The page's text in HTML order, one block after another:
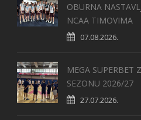
OBURNA
NCAA TIMOVIMA
07.08.2026.
MEGA SUPERBET
SEZONU 2026/27
27.07.2026.